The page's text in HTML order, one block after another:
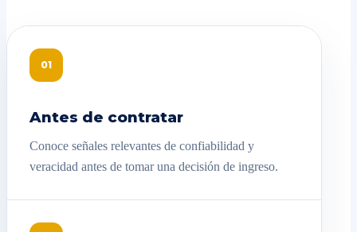
01
Antes de contratar
Conoce señales relevantes de confiabilidad y
veracidad antes de tomar una decisión de ingreso.